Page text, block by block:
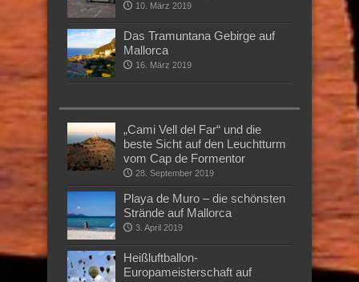
10. März 2019
Das Tramuntana Gebirge auf
Mallorca
16. März 2019
„Cami Vell del Far“ und die
beste Sicht auf den Leuchtturm
vom Cap de Formentor
28. September 2019
Playa de Muro – die schönsten
Strände auf Mallorca
3. April 2019
Heißluftballon-
Europameisterschaft auf